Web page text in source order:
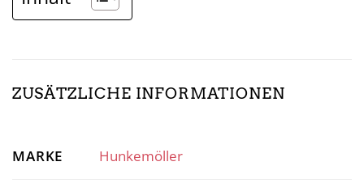
ZUSÄTZLICHE INFORMATIONEN
MARKE Hunkemöller